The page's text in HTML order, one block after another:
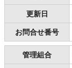
更新日
お問合せ番号
管理組合